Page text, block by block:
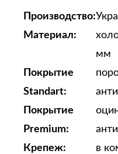
Производство:
Материал:
мм
Покрытие
Standart:
Покрытие
Premium:
Крепеж:
в